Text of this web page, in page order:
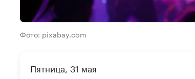
Фото: pixabay.com
Пятница, 31 мая